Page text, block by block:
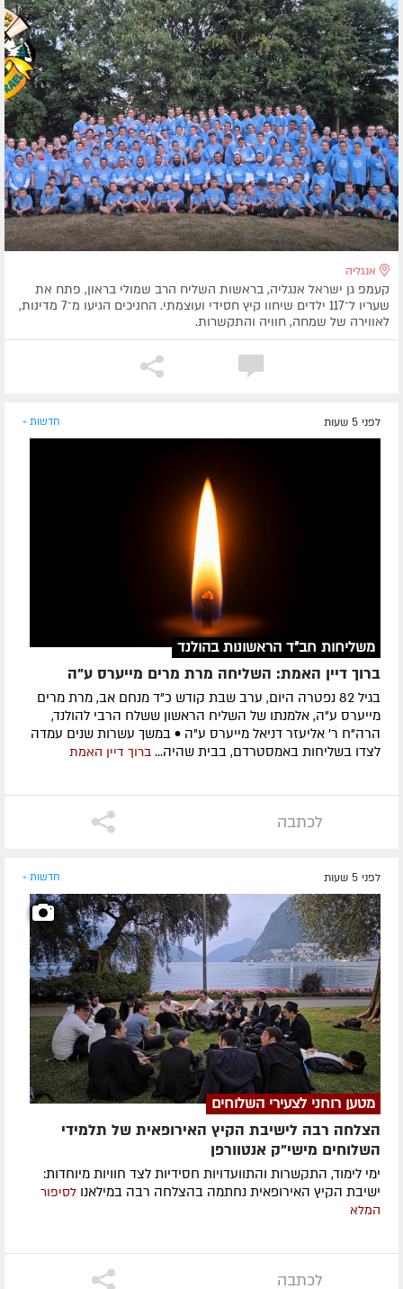
אנגליה
קעמפ גן ישראל אנגליה, בראשות השליח הרב שמולי בראון, פתח את
שעריו ל־117 ילדים שיחוו קיץ חסידי ועוצמתי. החניכים הגיעו מ־7 מדינות,
לאווירה של שמחה, חוויה והתקשרות.
לפני 5 שעות חדשות »
משליחות חב"ד הראשונות בהולנד
ברוך דיין האמת: השליחה מרת מרים מייערס ע"ה
בגיל 82 נפטרה היום, ערב שבת קודש כ"ד מנחם אב, מרת מרים
מייערס ע"ה, אלמנתו של השליח הראשון ששלח הרבי להולנד,
הרה"ח ר' אליעזר דניאל מייערס ע"ה • במשך עשרות שנים עמדה
לצדו בשליחות באמסטרדם, בבית שהיה... ברוך דיין האמת
לכתבה
לפני 5 שעות חדשות »
מטען רוחני לצעירי השלוחים
הצלחה רבה לישיבת הקיץ האירופאית של תלמידי
השלוחים מישי"ק אנטוורפן
ימי לימוד, התקשרות והתוועדויות חסידיות לצד חוויות מיוחדות:
ישיבת הקיץ האירופאית נחתמה בהצלחה רבה במילאנו לסיפור
המלא
לכתבה